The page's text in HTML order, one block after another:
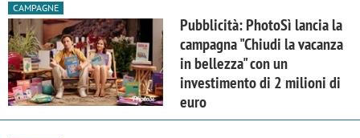
CAMPAGNE
Pubblicità: PhotoSì lancia la
campagna "Chiudi la vacanza
in bellezza" con un
investimento di 2 milioni di
euro